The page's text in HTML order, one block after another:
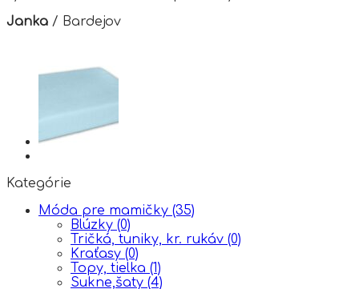
Janka / Bardejov
Kategórie
Móda pre mamičky (35)
Blúzky (0)
Tričká, tuniky, kr. rukáv (0)
Kraťasy (0)
Topy, tielka (1)
Sukne,šaty (4)